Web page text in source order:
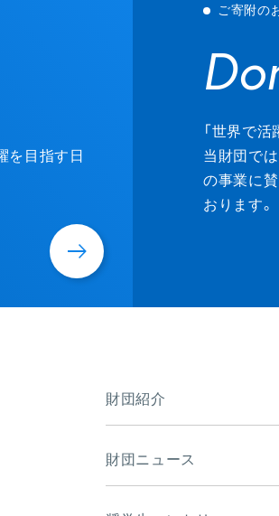
を目指す日
ご寄附の
「世界で
当財団で
の事業に
おります。
財団紹介
財団ニュース